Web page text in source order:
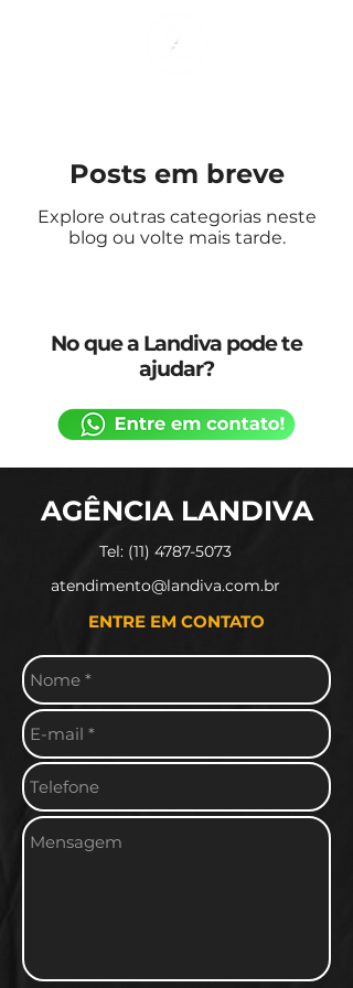
Posts em breve
Explore outras categorias neste
blog ou volte mais tarde.
No que a Landiva pode te
ajudar?
AGÊNCIA LANDIVA
Tel: (11) 4787-5073​
atendimento@landiva.com.br
ENTRE EM CONTATO